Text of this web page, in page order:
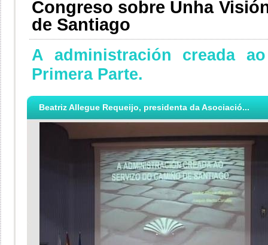
Congreso sobre Unha
de Santiago
A administración creada
Primera Parte.
Beatriz Allegue Requeijo, presidenta da Asociació...